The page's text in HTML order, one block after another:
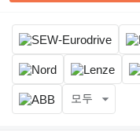
모두